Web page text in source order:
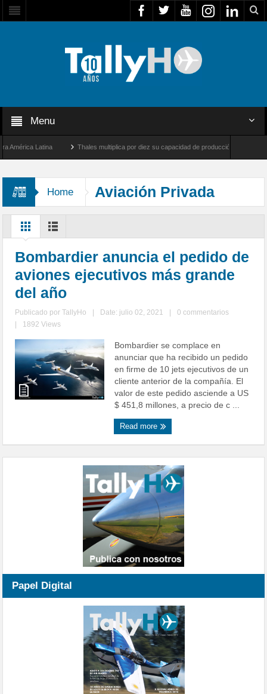
Menu
Latina Thales multiplica por diez su capacidad de producción de radares en
Home Aviación Privada
Bombardier anuncia el pedido de
aviones ejecutivos más grande
del año
Publicado porTallyHo Date: julio 02, 2021
0 commentarios
1892 Views
Bombardier se complace en
anunciar que ha recibido un pedido
en firme de 10 jets ejecutivos de un
cliente anterior de la compañía. El
valor de este pedido asciende a US
$ 451,8 millones, a precio de c ...
Read more
Papel Digital